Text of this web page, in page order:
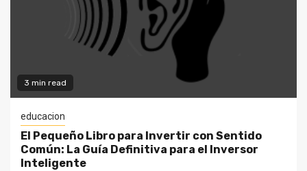
3 min read
educacion
El Pequeño Libro para Invertir con Sentido
Común: La Guía Definitiva para el Inversor
Inteligente